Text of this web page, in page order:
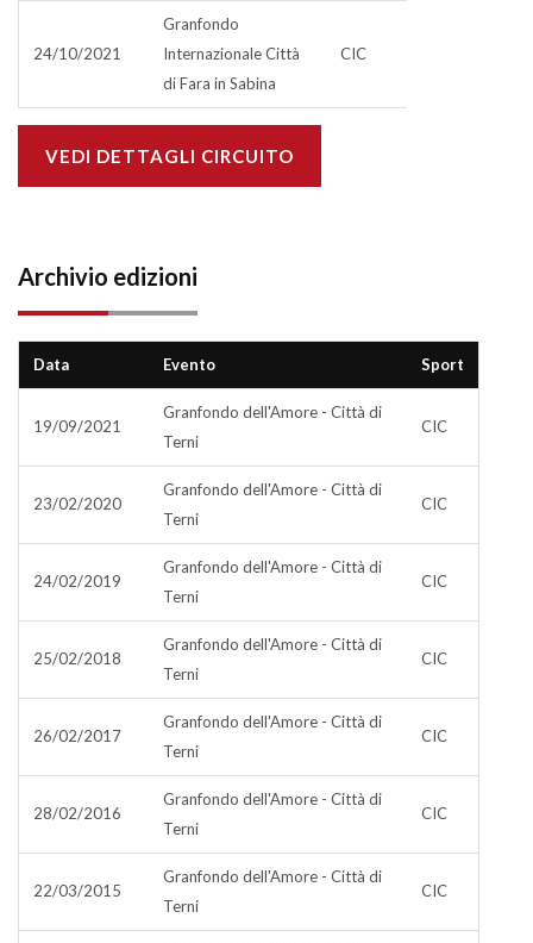
24/10/2021
Granfondo
Internazionale Città
di Fara in Sabina
CIC
VEDI DETTAGLI CIRCUITO
Archivio edizioni
Data Evento Sport
19/09/2021
Granfondo dell'Amore - Città di
Terni
CIC
23/02/2020
Granfondo dell'Amore - Città di
Terni
CIC
24/02/2019
Granfondo dell'Amore - Città di
Terni
CIC
25/02/2018
Granfondo dell'Amore - Città di
Terni
CIC
26/02/2017
Granfondo dell'Amore - Città di
Terni
CIC
28/02/2016
Granfondo dell'Amore - Città di
Terni
CIC
22/03/2015
Granfondo dell'Amore - Città di
Terni
CIC